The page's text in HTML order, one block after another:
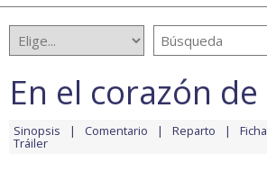
En el corazón
Sinopsis Comentario Reparto
Tráiler